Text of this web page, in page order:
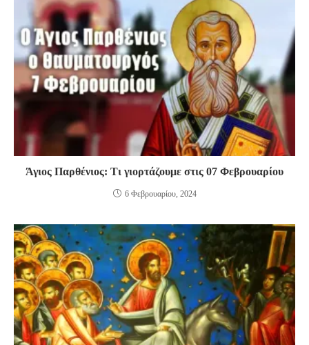
Άγιος Παρθένιος: Τι γιορτάζουμε στις 07 Φεβρουαρίου
6 Φεβρουαρίου, 2024